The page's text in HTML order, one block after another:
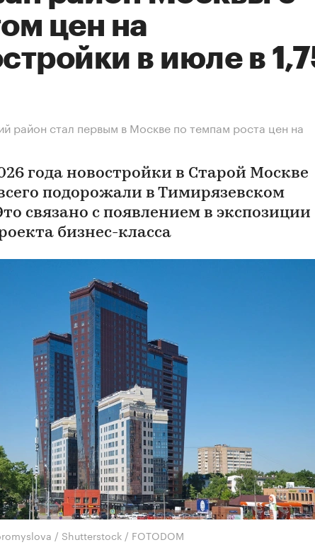
цен на
в июле в
район стал первым в Москве по темпам роста цен на
года новостройки в Старой Москве
подорожали в Тимирязевском
связано с появлением в экспозиции
бизнес-класса
/ Shutterstock / FOTODOM